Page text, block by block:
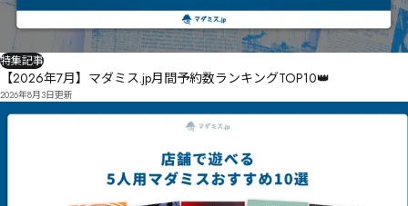
特集記事
【2026年7月】マダミス.jp月間予約数ランキングTOP10👑
2026年8月3日更新